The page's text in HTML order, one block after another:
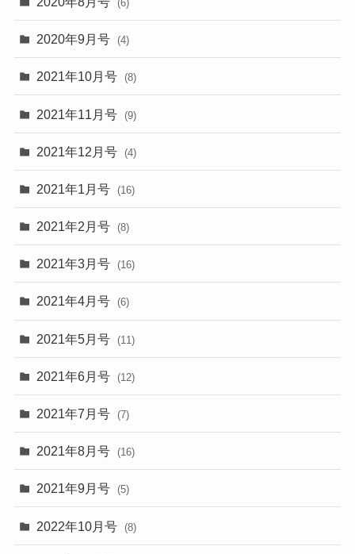
(6)
2020年9月号 (4)
2021年10月号 (8)
2021年11月号 (9)
2021年12月号 (4)
2021年1月号 (16)
2021年2月号 (8)
2021年3月号 (16)
2021年4月号 (6)
2021年5月号 (11)
2021年6月号 (12)
2021年7月号 (7)
2021年8月号 (16)
2021年9月号 (5)
2022年10月号 (8)